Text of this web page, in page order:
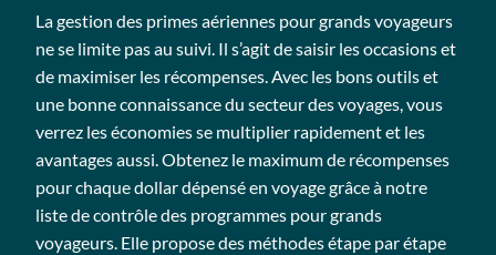
La gestion des primes aériennes pour grands voyageurs
ne se limite pas au suivi. Il s’agit de saisir les occasions et
de maximiser les récompenses. Avec les bons outils et
une bonne connaissance du secteur des voyages, vous
verrez les économies se multiplier rapidement et les
avantages aussi. Obtenez le maximum de récompenses
pour chaque dollar dépensé en voyage grâce à notre
liste de contrôle des programmes pour grands
voyageurs. Elle propose des méthodes étape par étape